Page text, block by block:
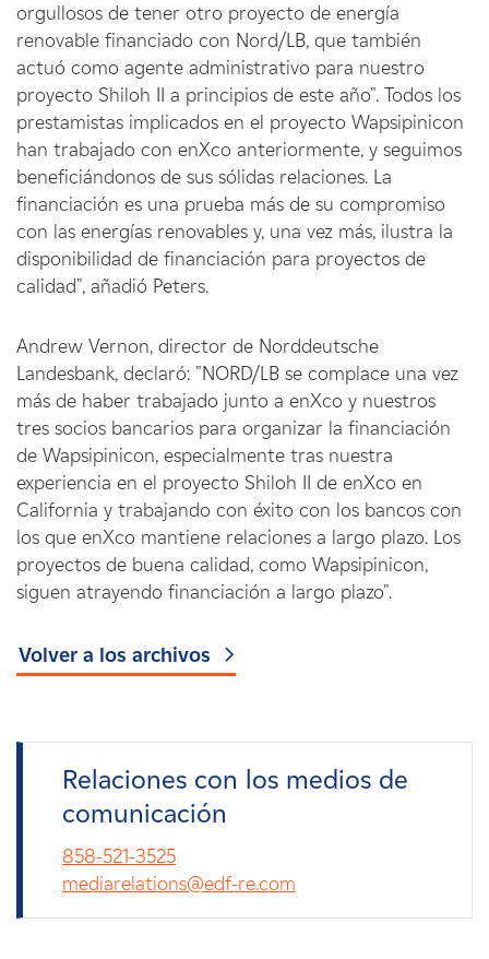
orgullosos de tener otro proyecto de energía
renovable financiado con Nord/LB, que también
actuó como agente administrativo para nuestro
proyecto Shiloh II a principios de este año". Todos los
prestamistas implicados en el proyecto Wapsipinicon
han trabajado con enXco anteriormente, y seguimos
beneficiándonos de sus sólidas relaciones. La
financiación es una prueba más de su compromiso
con las energías renovables y, una vez más, ilustra la
disponibilidad de financiación para proyectos de
calidad", añadió Peters.
Andrew Vernon, director de Norddeutsche
Landesbank, declaró: "NORD/LB se complace una vez
más de haber trabajado junto a enXco y nuestros
tres socios bancarios para organizar la financiación
de Wapsipinicon, especialmente tras nuestra
experiencia en el proyecto Shiloh II de enXco en
California y trabajando con éxito con los bancos con
los que enXco mantiene relaciones a largo plazo. Los
proyectos de buena calidad, como Wapsipinicon,
siguen atrayendo financiación a largo plazo".
Volver a los archivos
Relaciones con los medios de
comunicación
858-521-3525
mediarelations@edf-re.com